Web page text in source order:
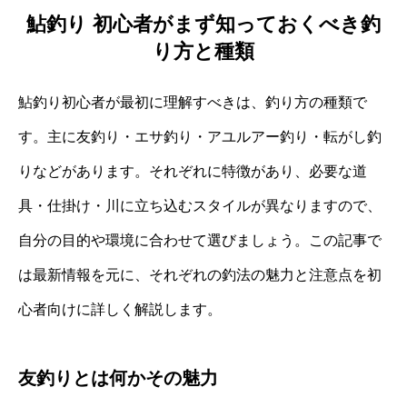
鮎釣り 初心者がまず知っておくべき釣
り方と種類
鮎釣り初心者が最初に理解すべきは、釣り方の種類で
す。主に友釣り・エサ釣り・アユルアー釣り・転がし釣
りなどがあります。それぞれに特徴があり、必要な道
具・仕掛け・川に立ち込むスタイルが異なりますので、
自分の目的や環境に合わせて選びましょう。この記事で
は最新情報を元に、それぞれの釣法の魅力と注意点を初
心者向けに詳しく解説します。
友釣りとは何かその魅力